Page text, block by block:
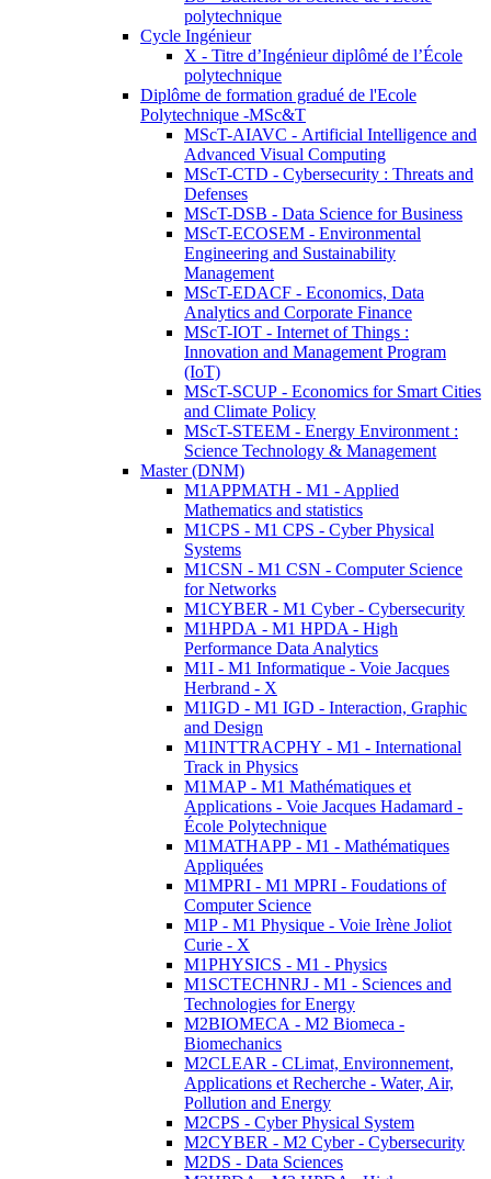
polytechnique
Cycle Ingénieur
X - Titre d’Ingénieur diplômé de l’École
polytechnique
Diplôme de formation gradué de l'Ecole
Polytechnique -MSc&T
MScT-AIAVC - Artificial Intelligence and
Advanced Visual Computing
MScT-CTD - Cybersecurity : Threats and
Defenses
MScT-DSB - Data Science for Business
MScT-ECOSEM - Environmental
Engineering and Sustainability
Management
MScT-EDACF - Economics, Data
Analytics and Corporate Finance
MScT-IOT - Internet of Things :
Innovation and Management Program
(IoT)
MScT-SCUP - Economics for Smart Cities
and Climate Policy
MScT-STEEM - Energy Environment :
Science Technology & Management
Master (DNM)
M1APPMATH - M1 - Applied
Mathematics and statistics
M1CPS - M1 CPS - Cyber Physical
Systems
M1CSN - M1 CSN - Computer Science
for Networks
M1CYBER - M1 Cyber - Cybersecurity
M1HPDA - M1 HPDA - High
Performance Data Analytics
M1I - M1 Informatique - Voie Jacques
Herbrand - X
M1IGD - M1 IGD - Interaction, Graphic
and Design
M1INTTRACPHY - M1 - International
Track in Physics
M1MAP - M1 Mathématiques et
Applications - Voie Jacques Hadamard -
École Polytechnique
M1MATHAPP - M1 - Mathématiques
Appliquées
M1MPRI - M1 MPRI - Foudations of
Computer Science
M1P - M1 Physique - Voie Irène Joliot
Curie - X
M1PHYSICS - M1 - Physics
M1SCTECHNRJ - M1 - Sciences and
Technologies for Energy
M2BIOMECA - M2 Biomeca -
Biomechanics
M2CLEAR - CLimat, Environnement,
Applications et Recherche - Water, Air,
Pollution and Energy
M2CPS - Cyber Physical System
M2CYBER - M2 Cyber - Cybersecurity
M2DS - Data Sciences